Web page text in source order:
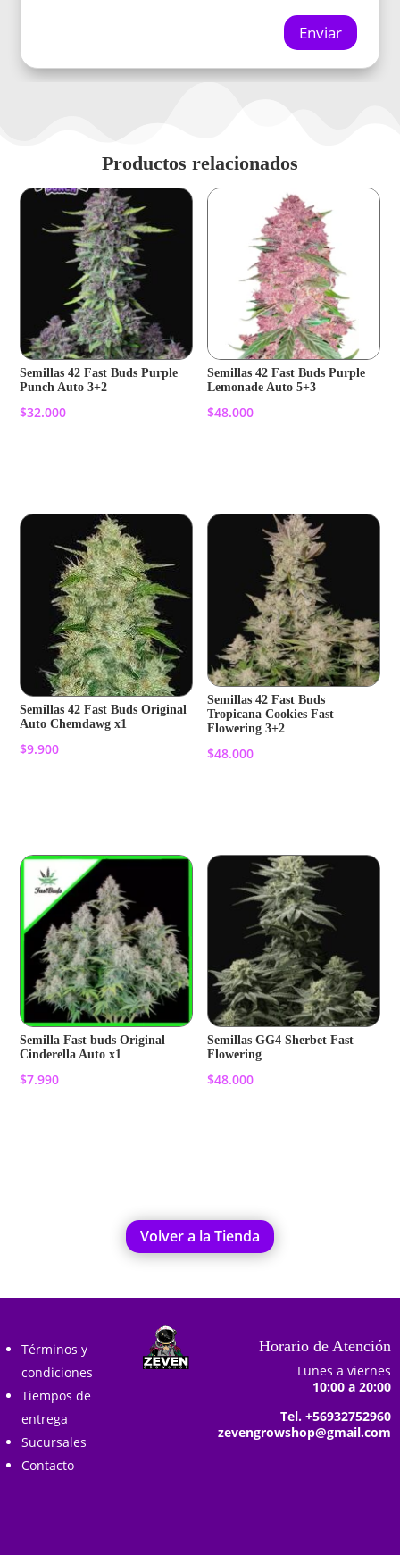
Enviar
Productos relacionados
Semillas 42 Fast Buds Purple
Punch Auto 3+2
$32.000
Semillas 42 Fast Buds Purple
Lemonade Auto 5+3
$48.000
Semillas 42 Fast Buds Original
Auto Chemdawg x1
$9.900
Semillas 42 Fast Buds
Tropicana Cookies Fast
Flowering 3+2
$48.000
Semilla Fast buds Original
Cinderella Auto x1
$7.990
Semillas GG4 Sherbet Fast
Flowering
$48.000
Volver a la Tienda
Términos y
condiciones
Tiempos de
entrega
Sucursales
Contacto
Horario de Atención
Lunes a viernes
10:00 a 20:00
Tel. +56932752960
zevengrowshop@gmail.com